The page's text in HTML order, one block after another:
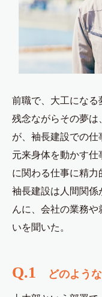
前職で、大工になる
残念ながらその夢は
が、袖長建設での仕
元来身体を動かす
に関わる仕事に精力
袖長建設は人間関係
んに、会社の業務
いを聞いた。
Q.1 どのよう